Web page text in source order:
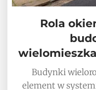
Rola
Budynki
element w